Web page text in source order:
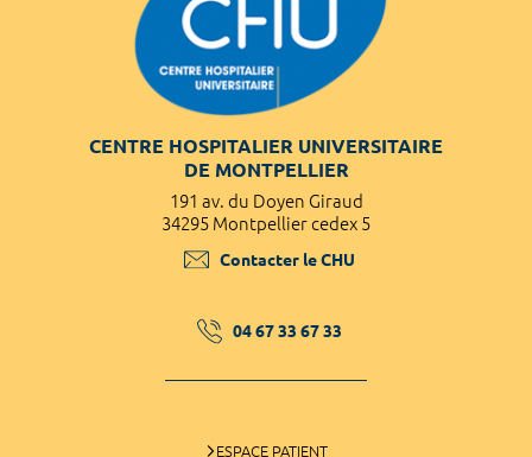
CENTRE HOSPITALIER UNIVERSITAIRE
DE MONTPELLIER
191 av. du Doyen Giraud
34295 Montpellier cedex 5
Contacter le CHU
04 67 33 67 33
ESPACE PATIENT